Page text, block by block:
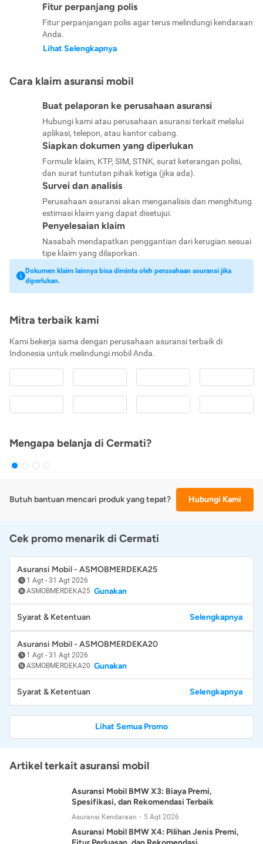
Fitur perpanjang polis
Fitur perpanjangan polis agar terus melindungi kendaraan
Anda.
Lihat Selengkapnya
Cara klaim asuransi mobil
Buat pelaporan ke perusahaan asuransi
Hubungi kami atau perusahaan asuransi terkait melalui
aplikasi, telepon, atau kantor cabang.
Siapkan dokumen yang diperlukan
Formulir klaim, KTP, SIM, STNK, surat keterangan polisi,
dan surat tuntutan pihak ketiga (jika ada).
Survei dan analisis
Perusahaan asuransi akan menganalisis dan menghitung
estimasi klaim yang dapat disetujui.
Penyelesaian klaim
Nasabah mendapatkan penggantian dari kerugian sesuai
tipe klaim yang dilaporkan.
Dokumen klaim lainnya bisa diminta oleh perusahaan asuransi jika
diperlukan.
Mitra terbaik kami
Kami bekerja sama dengan perusahaan asuransi terbaik di
Indonesia untuk melindungi mobil Anda.
Mengapa belanja di Cermati?
Butuh bantuan mencari produk yang tepat? Hubungi Kami
Cek promo menarik di Cermati
Asuransi Mobil - ASMOBMERDEKA25
1 Agt - 31 Agt 2026
ASMOBMERDEKA25 Gunakan
Syarat & Ketentuan Selengkapnya
Asuransi Mobil - ASMOBMERDEKA20
1 Agt - 31 Agt 2026
ASMOBMERDEKA20 Gunakan
Syarat & Ketentuan Selengkapnya
Lihat Semua Promo
Artikel terkait asuransi mobil
Asuransi Mobil BMW X3: Biaya Premi,
Spesifikasi, dan Rekomendasi Terbaik
Asuransi Kendaraan 5 Agt 2026
Asuransi Mobil BMW X4: Pilihan Jenis Premi,